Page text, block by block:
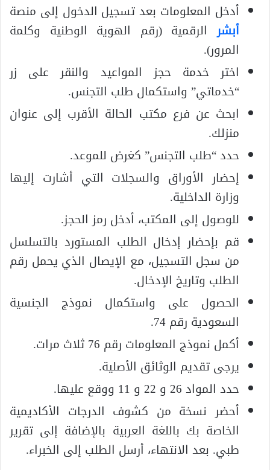
أدخل المعلومات بعد تسجيل الدخول إلى منصة
أبشرالرقمية (رقم الهوية الوطنية وكلمة
المرور).
اختر خدمة حجز المواعيد والنقر على زر
“خدماتي” واستكمال طلب التجنس.
ابحث عن فرع مكتب الحالة الأقرب إلى عنوان
منزلك.
حدد “طلب التجنس” كغرض للموعد.
إحضار الأوراق والسجلات التي أشارت إليها
وزارة الداخلية.
للوصول إلى المكتب، أدخل رمز الحجز.
قم بإحضار إدخال الطلب المستورد بالتسلسل
من سجل التسجيل، مع الإيصال الذي يحمل رقم
الطلب وتاريخ الإدخال.
الحصول على واستكمال نموذج الجنسية
السعودية رقم 74.
أكمل نموذج المعلومات رقم 76 ثلاث مرات.
يرجى تقديم الوثائق الأصلية.
حدد المواد 26 و 22 و 11 ووقع عليها.
أحضر نسخة من كشوف الدرجات الأكاديمية
الخاصة بك باللغة العربية بالإضافة إلى تقرير
طبي. بعد الانتهاء، أرسل الطلب إلى الخبراء.